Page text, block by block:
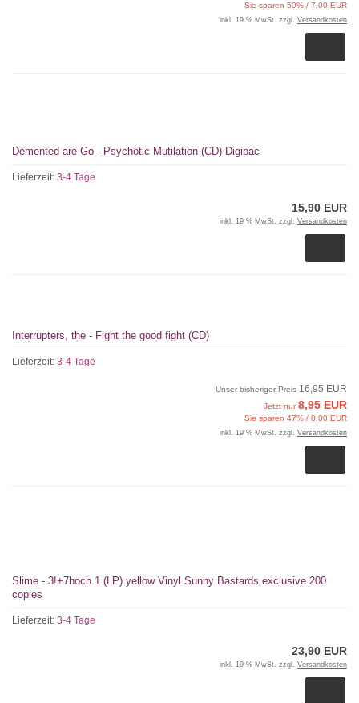
Sie sparen 50% / 7,00 EUR
inkl. 19 % MwSt. zzgl. Versandkosten
Demented are Go - Psychotic Mutilation (CD) Digipac
Lieferzeit: 3-4 Tage
15,90 EUR
inkl. 19 % MwSt. zzgl. Versandkosten
Interrupters, the - Fight the good fight (CD)
Lieferzeit: 3-4 Tage
Unser bisheriger Preis 16,95 EUR
Jetzt nur8,95 EUR
Sie sparen 47% / 8,00 EUR
inkl. 19 % MwSt. zzgl. Versandkosten
Slime - 3!+7hoch 1 (LP) yellow Vinyl Sunny Bastards exclusive 200
copies
Lieferzeit: 3-4 Tage
23,90 EUR
inkl. 19 % MwSt. zzgl. Versandkosten